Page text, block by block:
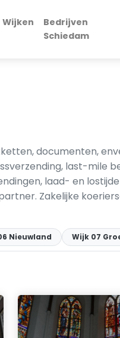
Wijken
Bedrijven
Schiedam
documenten,
last-mile
laad- en
Zakelijke
Nieuwland Wijk 07